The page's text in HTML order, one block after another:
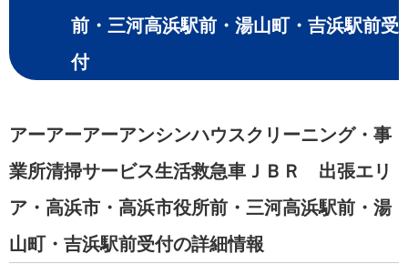
前・三河高浜駅前・湯山町・吉浜駅前受
付
アーアーアーアンシンハウスクリーニング・事
業所清掃サービス生活救急車ＪＢＲ 出張エリ
ア・高浜市・高浜市役所前・三河高浜駅前・湯
山町・吉浜駅前受付の詳細情報